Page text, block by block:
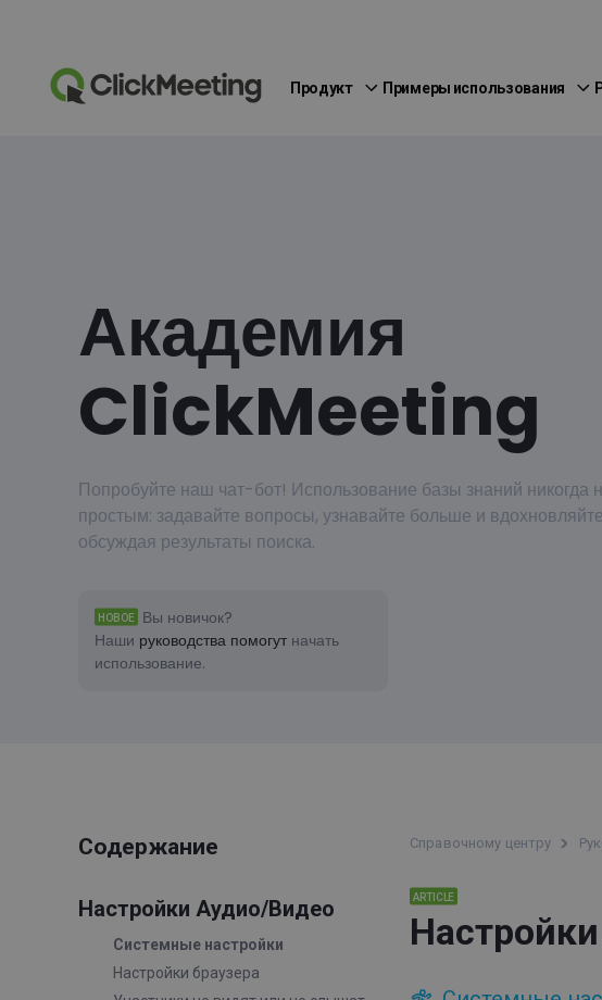
Продукт Примеры использования
Академия
ClickMeeting
Попробуйте наш чат-бот! Использование базы знаний никогда
простым: задавайте вопросы, узнавайте больше и
обсуждая результаты поиска.
НОВОЕ
Вы новичок?
Наши руководства помогут начать
использование.
Содержание
Настройки Аудио/Видео
Системные настройки
Настройки браузера
Справочному центру
ARTICLE